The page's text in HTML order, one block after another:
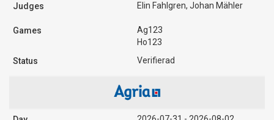
Elin Fahlgren, Johan Mähler
Ag123
Ho123
Verifierad